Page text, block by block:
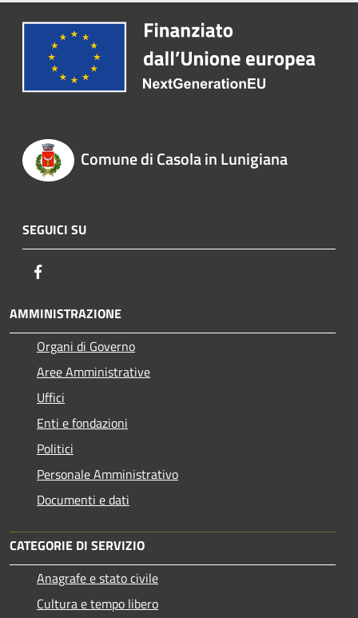
Comune di Casola in Lunigiana
SEGUICI SU
AMMINISTRAZIONE
Organi di Governo
Aree Amministrative
Uffici
Enti e fondazioni
Politici
Personale Amministrativo
Documenti e dati
CATEGORIE DI SERVIZIO
Anagrafe e stato civile
Cultura e tempo libero